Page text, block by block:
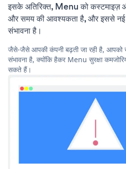
इसके अतिरिक्त, Menu को कस्टमाइज़
और समय की आवश्यकता है, और इससे नई
संभावना है।
जैसे-जैसे आपकी कंपनी बढ़ती जा रही है, आपको
संभावना है, क्योंकि हैकर Menu सुरक्षा
सकते हैं।